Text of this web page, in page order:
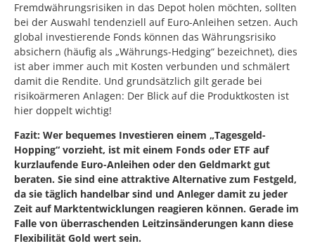
Fremdwährungsrisiken in das Depot holen möchten, sollten
bei der Auswahl tendenziell auf Euro-Anleihen setzen. Auch
global investierende Fonds können das Währungsrisiko
absichern (häufig als „Währungs-Hedging“ bezeichnet), dies
ist aber immer auch mit Kosten verbunden und schmälert
damit die Rendite. Und grundsätzlich gilt gerade bei
risikoärmeren Anlagen: Der Blick auf die Produktkosten ist
hier doppelt wichtig!
Fazit: Wer bequemes Investieren einem „Tagesgeld-
Hopping“ vorzieht, ist mit einem Fonds oder ETF auf
kurzlaufende Euro-Anleihen oder den Geldmarkt gut
beraten. Sie sind eine attraktive Alternative zum Festgeld,
da sie täglich handelbar sind und Anleger damit zu jeder
Zeit auf Marktentwicklungen reagieren können. Gerade im
Falle von überraschenden Leitzinsänderungen kann diese
Flexibilität Gold wert sein.